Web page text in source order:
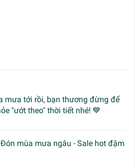
mưa tới rồi, bạn thương đừng để
"ướt theo" thời tiết nhé! 💙
mùa mưa ngâu - Sale hot đậm